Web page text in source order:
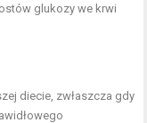
glukozy we krwi
diecie, zwłaszcza gdy